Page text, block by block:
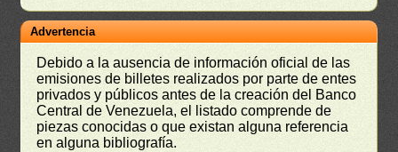
Advertencia
Debido a la ausencia de información oficial de las
emisiones de billetes realizados por parte de entes
privados y públicos antes de la creación del Banco
Central de Venezuela, el listado comprende de
piezas conocidas o que existan alguna referencia
en alguna bibliografía.